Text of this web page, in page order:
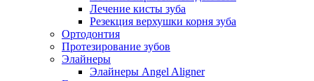
Лечение кисты зуба
Резекция верхушки корня зуба
Ортодонтия
Протезирование зубов
Элайнеры
Элайнеры Angel Aligner